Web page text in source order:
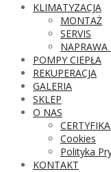
KLIMATYZACJA
MONTAŻ
SERVIS
NAPRAWA
POMPY CIEPŁA
REKUPERACJA
GALERIA
SKLEP
O NAS
Cookies
Polityka
KONTAKT